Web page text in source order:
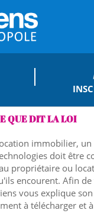
QUE DIT LA LOI
immobilier, un
doit être
propriétaire ou
encourent. Afin
vous explique
à télécharger et